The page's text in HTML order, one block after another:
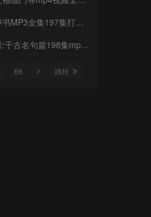
全集197集打包下载
古名句篇198集mp3下载
66 跳转